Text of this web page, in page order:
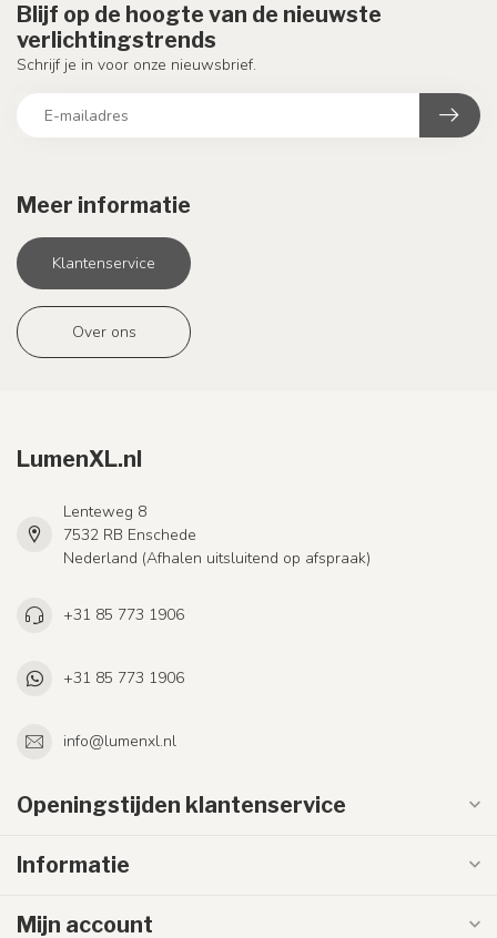
Meer informatie
Klantenservice
Over ons
Blijf op de hoogte van de nieuwste
verlichtingstrends
Schrijf je in voor onze nieuwsbrief.
LumenXL.nl
Lenteweg 8
7532 RB Enschede
Nederland (Afhalen uitsluitend op afspraak)
+31 85 773 1906
+31 85 773 1906
info@lumenxl.nl
Openingstijden klantenservice
Informatie
Mijn account